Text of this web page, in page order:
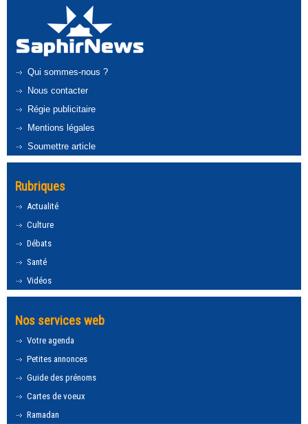
Qui sommes-nous ?
Nous contacter
Régie publicitaire
Mentions légales
Soumettre article
Rubriques
Actualité
Culture
Débats
Santé
Vidéos
Nos services web
Votre agenda
Petites annonces
Guide des prénoms
Cartes de voeux
Ramadan